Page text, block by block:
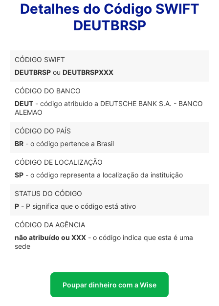
Detalhes do Código SWIFT
DEUTBRSP
CÓDIGO SWIFT
DEUTBRSP ou DEUTBRSPXXX
CÓDIGO DO BANCO
DEUT - código atribuído a DEUTSCHE BANK S.A. - BANCO
ALEMAO
CÓDIGO DO PAÍS
BR - o código pertence a Brasil
CÓDIGO DE LOCALIZAÇÃO
SP - o código representa a localização da instituição
STATUS DO CÓDIGO
P - P significa que o código está ativo
CÓDIGO DA AGÊNCIA
não atribuído ou XXX - o código indica que esta é uma
sede
Poupar dinheiro com a Wise